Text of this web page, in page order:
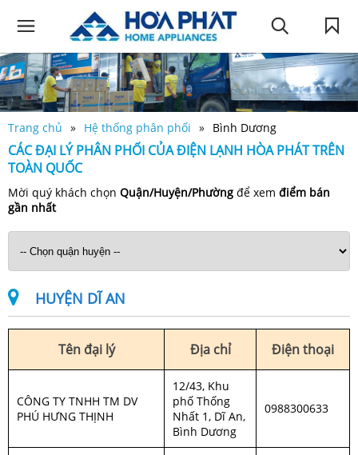
Trang chủ Hệ thống phân phối Bình Dương
CÁC ĐẠI LÝ PHÂN PHỐI CỦA ĐIỆN LẠNH HÒA PHÁT TRÊN
TOÀN QUỐC
Mời quý khách chọn Quận/Huyện/Phường để xem điểm bán
gần nhất
HUYỆN DĨ AN
Tên đại lý Địa chỉ Điện thoại
CÔNG TY TNHH TM DV
PHÚ HƯNG THỊNH
12/43, Khu
phố Thống
Nhất 1, Dĩ An,
Bình Dương
0988300633